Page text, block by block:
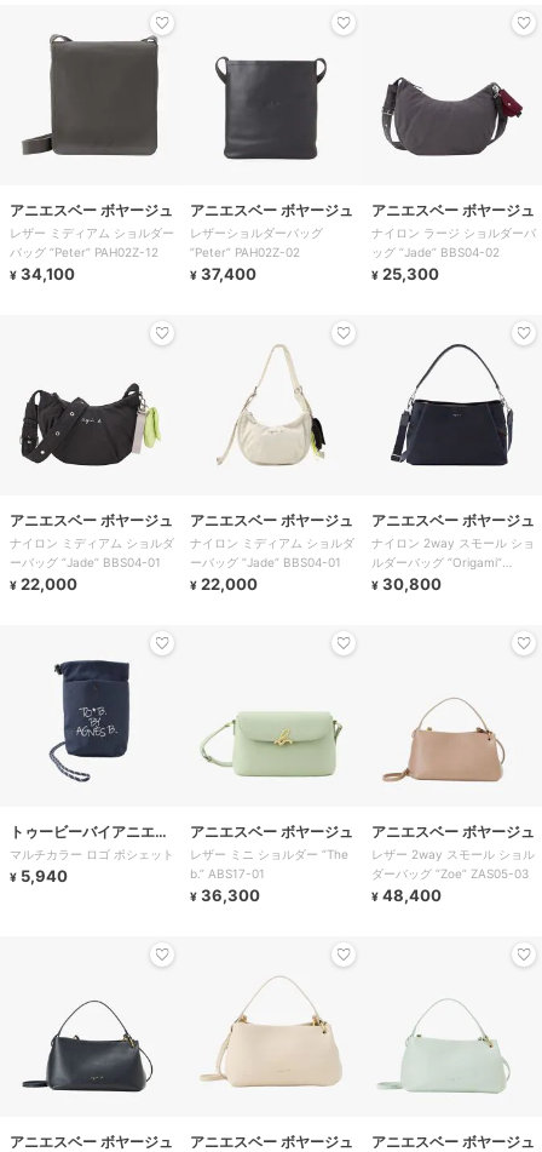
アニエスベー ボヤージュ
レザー ミディアム ショルダー
バッグ ”Peter” PAH02Z-12
¥ 34,100
アニエスベー ボヤージュ
レザーショルダーバッグ
”Peter” PAH02Z-02
¥ 37,400
アニエスベー ボヤージュ
ナイロン ラージ ショルダーバ
ッグ ”Jade” BBS04-02
¥ 25,300
アニエスベー ボヤージュ
ナイロン ミディアム ショルダ
ーバッグ ”Jade” BBS04-01
¥ 22,000
アニエスベー ボヤージュ
ナイロン ミディアム ショルダ
ーバッグ ”Jade” BBS04-01
¥ 22,000
アニエスベー ボヤージュ
ナイロン 2way スモール ショ
ルダーバッグ ”Origami”
ABS07-01
¥ 30,800
トゥービーバイアニエス
ベー
マルチカラー ロゴ ポシェット
¥ 5,940
アニエスベー ボヤージュ
レザー ミニ ショルダー ”The
b.” ABS17-01
¥ 36,300
アニエスベー ボヤージュ
レザー 2way スモール ショル
ダーバッグ ”Zoe” ZAS05-03
¥ 48,400
アニエスベー ボヤージュ アニエスベー ボヤージュ アニエスベー ボヤージュ